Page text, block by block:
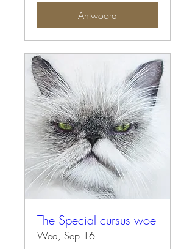
Antwoord
The Special cursus woe
Wed, Sep 16